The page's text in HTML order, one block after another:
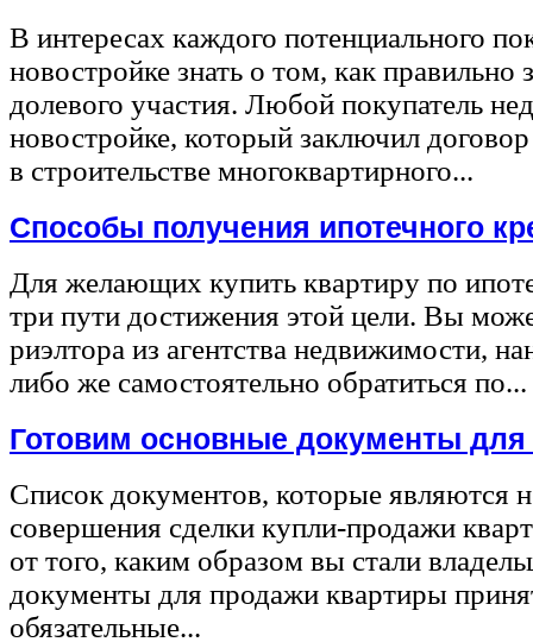
В интересах каждого потенциального
новостройке знать о том, как правильно
долевого участия. Любой покупатель
новостройке, который заключил
в строительстве многоквартирного...
Способы получения ипотечного
Для желающих купить квартиру по
три пути достижения этой цели. Вы
риэлтора из агентства недвижимости,
либо же самостоятельно обратиться по...
Готовим основные документы
Список документов, которые являются
совершения сделки купли-продажи
от того, каким образом вы стали
документы для продажи квартиры
обязательные...